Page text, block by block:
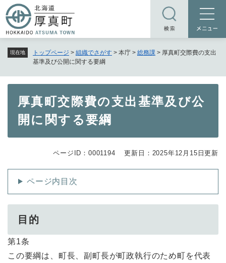
ー
ジ
で
現在地 トップページ > 組織でさがす > 本庁 > 総務課 > 厚真町交際費の支出
基準及び公開に関する要綱
厚真町交際費の支出基準及び公
開に関する要綱
ページID：0001194 更新日：2025年12月15日更新
ページ内目次
目的
第1条
この要綱は、町長、副町長が町政執行のため町を代表